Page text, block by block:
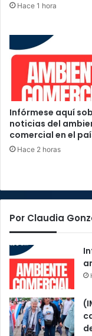
Hace 1 hora
Infórmese aquí
noticias del
comercial en el
Hace 2 horas
Por Claudia